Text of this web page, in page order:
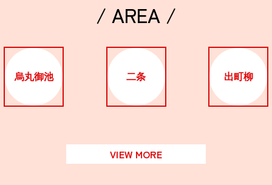
/ AREA /
烏丸御池 二条 出町柳
VIEW MORE